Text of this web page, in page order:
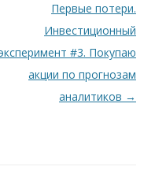
Первые потери.
Инвестиционный
#3. Покупаю
акции по прогнозам
аналитиков →